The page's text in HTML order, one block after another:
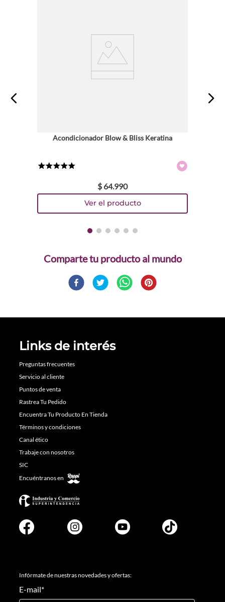
Acondicionador Blow & Bliss Keratina
$ 64.990
Comparte
Links de interés
Preguntas frecuentes
Servicio al cliente
Puntos de venta
Rastrea Tu Pedido
Encuentra Tu Producto En Tienda
Términos y condiciones
Canal ético
Trabaje con nosotros
SIC
Encuéntranos en
Infórmate de nuestras novedades y ofertas:
E-mail*